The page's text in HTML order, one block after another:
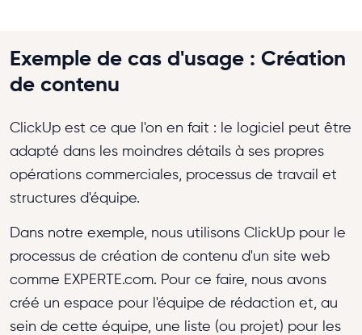
Exemple de cas d'usage : Création
de contenu
ClickUp est ce que l'on en fait : le logiciel peut être
adapté dans les moindres détails à ses propres
opérations commerciales, processus de travail et
structures d'équipe.
Dans notre exemple, nous utilisons ClickUp pour le
processus de création de contenu d'un site web
comme EXPERTE.com. Pour ce faire, nous avons
créé un espace pour l'équipe de rédaction et, au
sein de cette équipe, une liste (ou projet) pour les